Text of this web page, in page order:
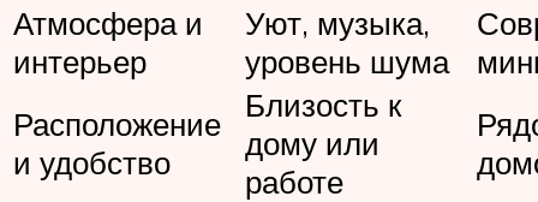
Атмосфера и
интерьер
Уют, музыка,
уровень шума
Расположение
и удобство
Близость к
дому или
работе